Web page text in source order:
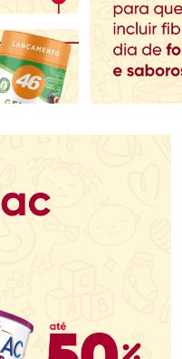
Comprar sem Desconto
Por R$ 69,59/cada
Comprar sem Desconto
Por R$ 69,59/cada